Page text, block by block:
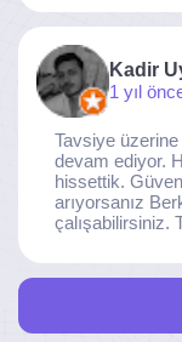
Kadir
1 yıl
Tavsiye üzerine
devam ediyor.
hissettik.
arıyorsanız
çalışabilirsiniz.